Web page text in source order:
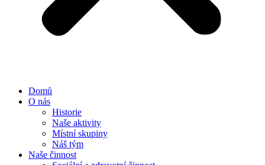
Domů
O nás
Historie
Naše aktivity
Místní skupiny
Náš tým
Naše činnost